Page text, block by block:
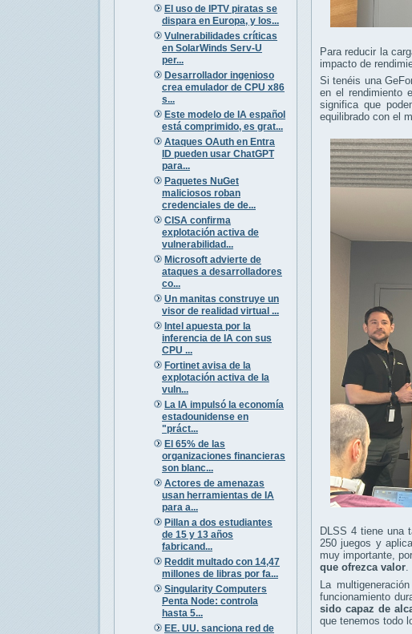
El uso de IPTV piratas se
dispara en Europa, y los...
Vulnerabilidades críticas
en SolarWinds Serv-U
per...
Desarrollador ingenioso
crea emulador de CPU x86
s...
Este modelo de IA español
está comprimido, es grat...
Ataques OAuth en Entra
ID pueden usar ChatGPT
para...
Paquetes NuGet
maliciosos roban
credenciales de de...
CISA confirma
explotación activa de
vulnerabilidad...
Microsoft advierte de
ataques a desarrolladores
co...
Un manitas construye un
visor de realidad virtual ...
Intel apuesta por la
inferencia de IA con sus
CPU ...
Fortinet avisa de la
explotación activa de la
vuln...
La IA impulsó la economía
estadounidense en
"práct...
El 65% de las
organizaciones financieras
son blanc...
Actores de amenazas
usan herramientas de IA
para a...
Pillan a dos estudiantes
de 15 y 13 años
fabricand...
Reddit multado con 14,47
millones de libras por fa...
Singularity Computers
Penta Node: controla
hasta 5...
EE. UU. sanciona red de
Para reducir la
impacto de
Si tenéis una
en el rendimiento
significa que
equilibrado con el
DLSS 4 tiene una
250 juegos y
muy importante,
que ofrezca valor.
La
funcionamiento
sido capaz de
que tenemos todo